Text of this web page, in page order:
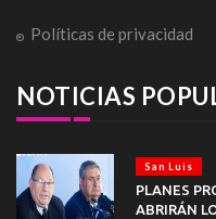
Políticas de privacidad
NOTICIAS
San Luis
PLANES
ABRIRÁN